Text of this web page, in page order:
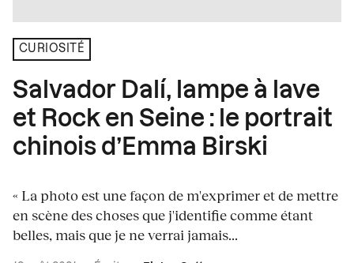
CURIOSITÉ
Salvador Dalí, lampe à lave
et Rock en Seine : le portrait
chinois d’Emma Birski
« La photo est une façon de m'exprimer et de mettre
en scène des choses que j'identifie comme étant
belles, mais que je ne verrai jamais...